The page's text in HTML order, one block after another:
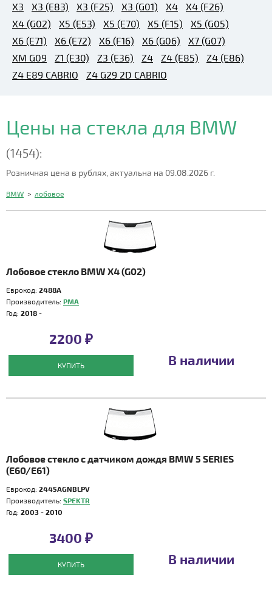
X3
X3 (E83) X3 (F25) X3 (G01) X4
X4 (F26)
X4 (G02)
X5 (E53) X5 (E70) X5 (F15)
X5 (G05)
X6 (E71)
X6 (E72) X6 (F16) X6 (G06)
X7 (G07)
XM G09
Z1 (E30) Z3 (E36) Z4 Z4 (E85)
Z4 (E86)
Z4 E89 CABRIO
Z4 G29 2D CABRIO
Цены на стекла для BMW
(1454):
Розничная цена в рублях, актуальна на 09.08.2026 г.
BMW > лобовое
Лобовое стекло BMW X4 (G02)
Еврокод: 2488A
Производитель: PMA
Год: 2018 -
2200 ₽
КУПИТЬ В наличии
Лобовое стекло с датчиком дождя BMW 5 SERIES
(E60/E61)
Еврокод: 2445AGNBLPV
Производитель: SPEKTR
Год: 2003 - 2010
3400 ₽
КУПИТЬ В наличии